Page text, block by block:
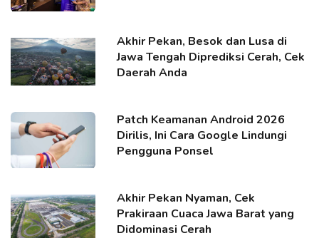
Akhir Pekan, Besok dan Lusa di
Jawa Tengah Diprediksi Cerah, Cek
Daerah Anda
Patch Keamanan Android 2026
Dirilis, Ini Cara Google Lindungi
Pengguna Ponsel
Akhir Pekan Nyaman, Cek
Prakiraan Cuaca Jawa Barat yang
Didominasi Cerah